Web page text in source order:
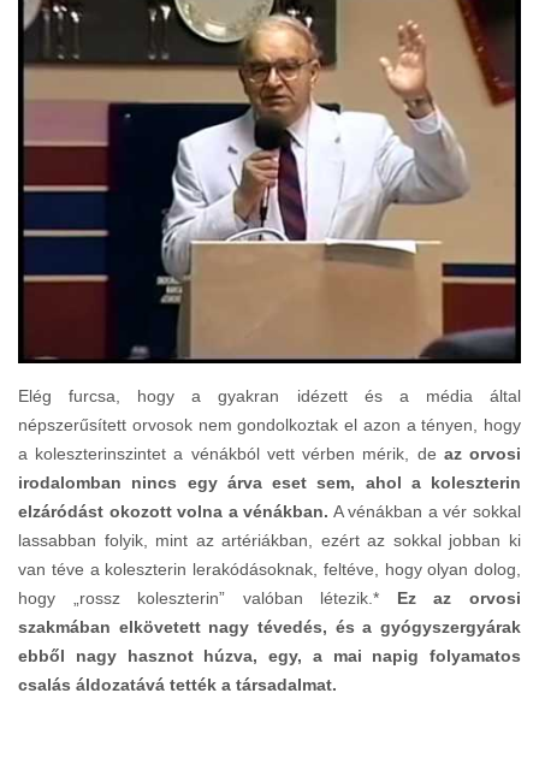
Elég furcsa, hogy a gyakran idézett és a média által
népszerűsített orvosok nem gondolkoztak el azon a tényen, hogy
a koleszterinszintet a vénákból vett vérben mérik, de az orvosi
irodalomban nincs egy árva eset sem, ahol a koleszterin
elzáródást okozott volna a vénákban. A vénákban a vér sokkal
lassabban folyik, mint az artériákban, ezért az sokkal jobban ki
van téve a koleszterin lerakódásoknak, feltéve, hogy olyan dolog,
hogy „rossz koleszterin” valóban létezik.* Ez az orvosi
szakmában elkövetett nagy tévedés, és a gyógyszergyárak
ebből nagy hasznot húzva, egy, a mai napig folyamatos
csalás áldozatává tették a társadalmat.